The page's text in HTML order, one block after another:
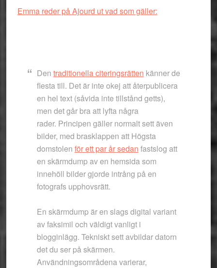
Emma reder på Ajourd ut vad som gäller:
Den traditionella citeringsrätten känner de
flesta till. Det är inte okej att återpublicera
en hel text (såvida inte tillstånd getts),
men det går bra att lyfta några
rader. Principen gäller normalt sett även
bilder, med brasklappen att Högsta
domstolen för ett par år sedan fastslog att
en skärmdump av en hemsida som
innehöll bilder gjorde intrång på en
fotografs upphovsrätt.
En skärmdumpär en slags digital variant
av faksimil och väldigt vanligt i
blogginlägg. Tekniskt sett avbildar datorn
det du ser på skärmen.
Användningsområdena varierar,